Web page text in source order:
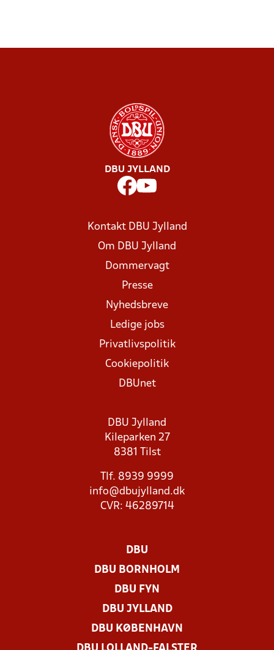
DBU JYLLAND
Kontakt DBU Jylland
Om DBU Jylland
Dommervagt
Presse
Nyhedsbreve
Ledige jobs
Privatlivspolitik
Cookiepolitik
DBUnet
DBU Jylland
Kileparken 27
8381 Tilst
Tlf. 8939 9999
info@dbujylland.dk
CVR: 46289714
DBU
DBU BORNHOLM
DBU FYN
DBU JYLLAND
DBU KØBENHAVN